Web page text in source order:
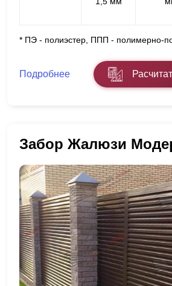
* ПЭ - полиэстер, ППП - полимерно-
Подробнее
Забор Жалюзи